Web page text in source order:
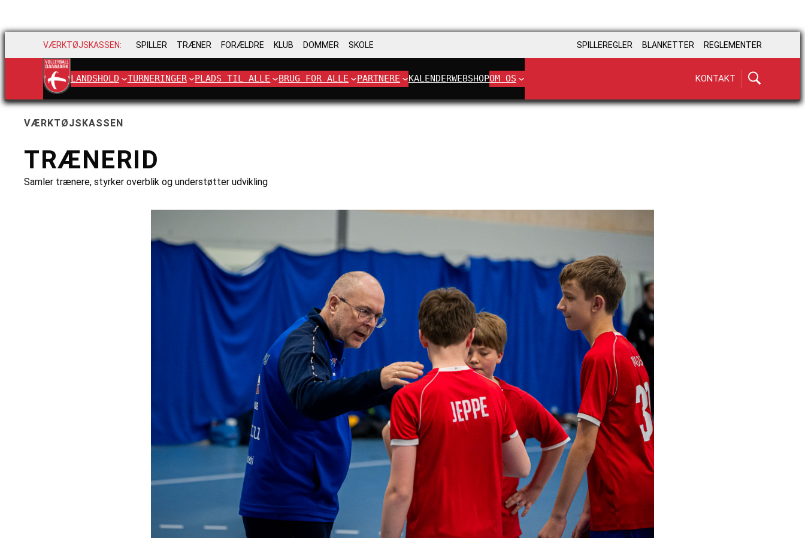
VÆRKTØJSKASSEN: SPILLER TRÆNER FORÆLDRE KLUB DOMMER SKOLE SPILLEREGLER BLANKETTER REGLEMENTER
LANDSHOLD TURNERINGER PLADS TIL ALLE BRUG FOR ALLE PARTNERE KALENDERWEBSHOPOM OS KONTAKT
VÆRKTØJSKASSEN
TRÆNERID
Samler trænere, styrker overblik og understøtter udvikling